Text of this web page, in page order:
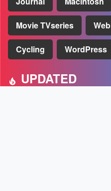
Movie TVseries Web
Cycling WordPress
UPDATED